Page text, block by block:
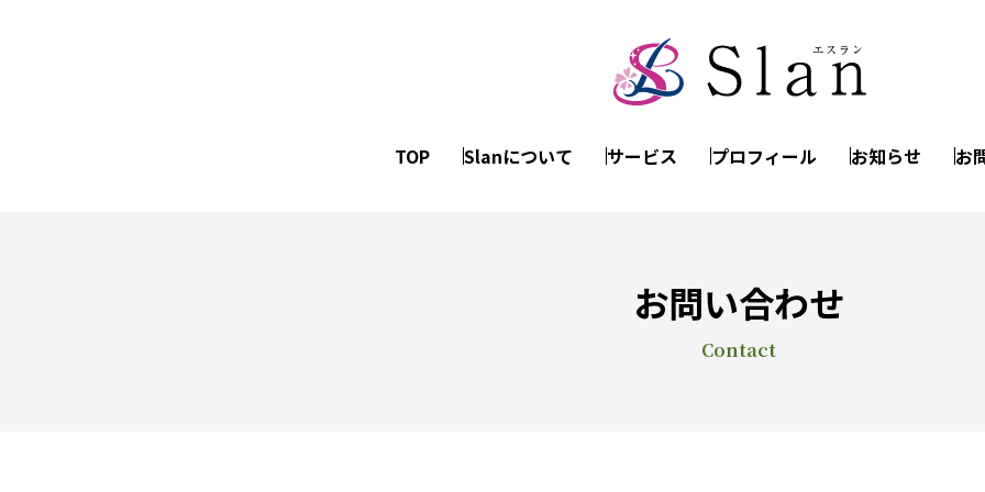
TOP Slanについて サービス プロフィール お知らせ お
お問い合わせ
Contact